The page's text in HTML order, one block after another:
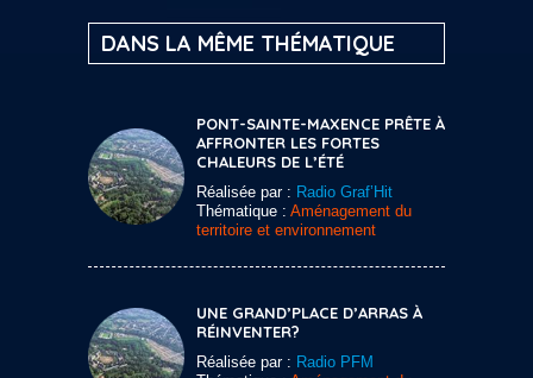
DANS LA MÊME THÉMATIQUE
PONT-SAINTE-MAXENCE PRÊTE À
AFFRONTER LES FORTES
CHALEURS DE L’ÉTÉ
Réalisée par : Radio Graf’Hit
Thématique : Aménagement du
territoire et environnement
UNE GRAND’PLACE D’ARRAS À
RÉINVENTER?
Réalisée par : Radio PFM